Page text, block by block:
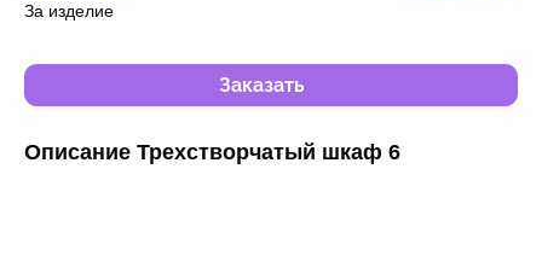
За изделие
Заказать
Описание Трехстворчатый шкаф 6